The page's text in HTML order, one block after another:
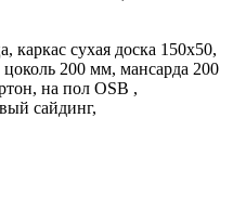
сухая доска 150х50,
200 мм, мансарда 200
на пол OSB ,
сайдинг,